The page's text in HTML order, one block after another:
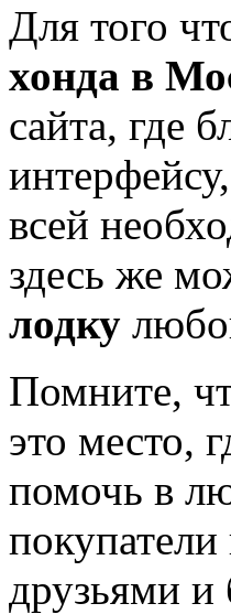
Для того
хонда в
сайта, где
всей
здесь же
лодку
Помните,
это место,
помочь в
друзьями и